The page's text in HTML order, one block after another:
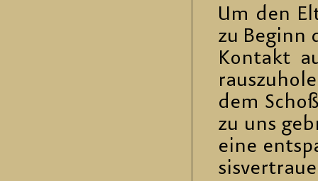
Um den
zu Be­ginn
Kon­takt
dem
zu uns
eine